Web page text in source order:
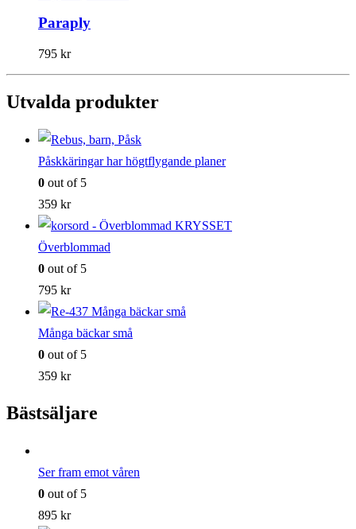
Paraply
795 kr
Utvalda produkter
Påskkäringar har högtflygande planer
0 out of 5
359 kr
Överblommad
0 out of 5
795 kr
Många bäckar små
0 out of 5
359 kr
Bästsäljare
Ser fram emot våren
0 out of 5
895 kr